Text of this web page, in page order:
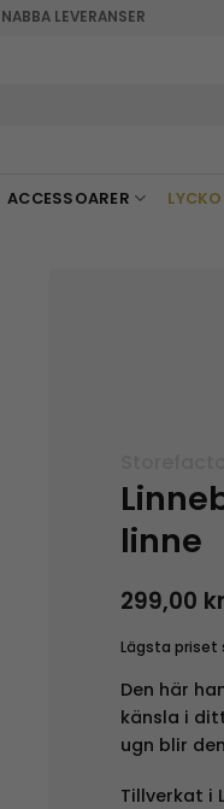
LEVERANSER
ACCESSOARER
linne
299,00 kr
Lägsta priset
Den här
känsla i
ugn blir
Tillverkat i